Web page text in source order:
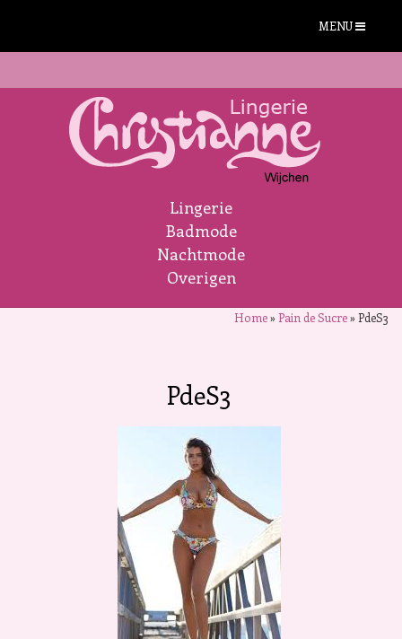
MENU
Lingerie
Badmode
Nachtmode
Overigen
Home»Pain de Sucre»PdeS3
PdeS3